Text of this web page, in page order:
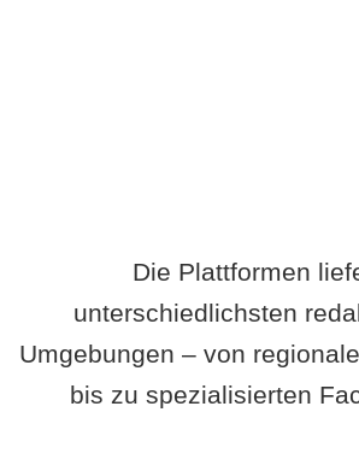
Die Plattformen
unterschiedlichsten
Umgebungen – von
bis zu spezialisierten